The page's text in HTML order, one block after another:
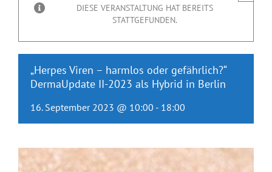
DIESE VERANSTALTUNG HAT BEREITS
STATTGEFUNDEN.
„Herpes Viren – harmlos oder gefährlich?“
DermaUpdate II-2023 als Hybrid in Berlin
16. September 2023 @ 10:00 - 18:00